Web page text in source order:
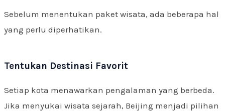
Sebelum menentukan paket wisata, ada beberapa hal
yang perlu diperhatikan.
Tentukan Destinasi Favorit
Setiap kota menawarkan pengalaman yang berbeda.
Jika menyukai wisata sejarah, Beijing menjadi pilihan